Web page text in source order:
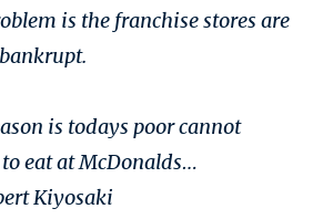
is the franchise stores are
is todays poor cannot
eat at McDonalds…
Kiyosaki